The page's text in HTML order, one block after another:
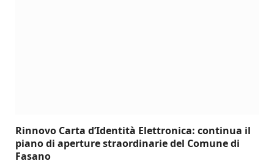
Rinnovo Carta d’Identità Elettronica: continua il
piano di aperture straordinarie del Comune di
Fasano